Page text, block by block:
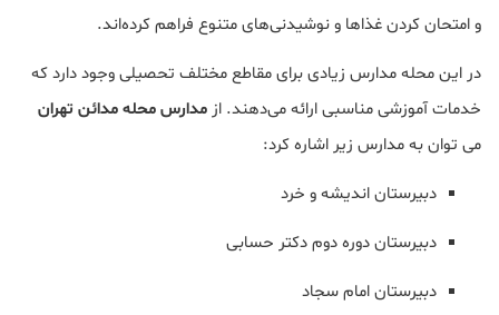
و امتحان کردن غذاها و نوشیدنی‌های متنوع فراهم کرده‌اند.
در این محله مدارس زیادی برای مقاطع مختلف تحصیلی وجود دارد که
خدمات آموزشی مناسبی ارائه می‌دهند. از مدارس محله مدائن تهران
می توان به مدارس زیر اشاره کرد:
دبیرستان اندیشه و خرد
دبیرستان دوره دوم دکتر حسابی
دبیرستان امام سجاد